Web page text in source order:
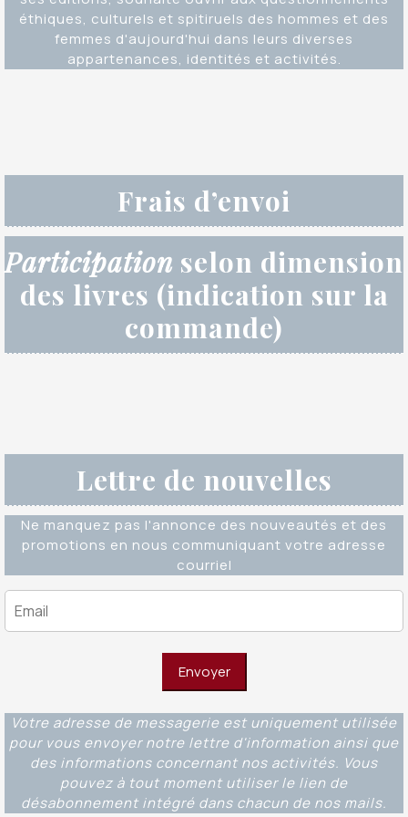
éthiques, culturels et spitiruels des hommes et des
femmes d'aujourd'hui dans leurs diverses
appartenances, identités et activités.
Frais d’envoi
Participation selon dimension
des livres (indication sur la
commande)
Lettre de nouvelles
Ne manquez pas l'annonce des nouveautés et des
promotions en nous communiquant votre adresse
courriel
Votre adresse de messagerie est uniquement utilisée
pour vous envoyer notre lettre d'information ainsi que
des informations concernant nos activités. Vous
pouvez à tout moment utiliser le lien de
désabonnement intégré dans chacun de nos mails.